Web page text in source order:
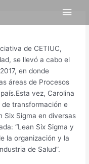
Main
de CETIUC,
se llevó a cabo el
en donde
áreas de Procesos
vez, Carolina
transformación e
Six Sigma en diversas
“Lean Six Sigma y
la organización y la
de Salud”.